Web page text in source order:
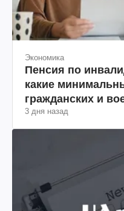
Экономика
Пенсия по
какие
гражданских и
3 дня назад